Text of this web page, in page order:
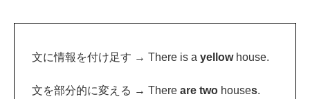
文に情報を付け足す → There is a yellowhouse.
文を部分的に変える → There are two houses.